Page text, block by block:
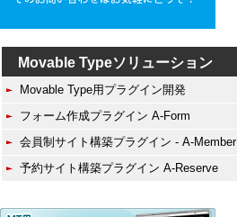
Movable Typeソリューション
Movable Type用プラグイン開発
フォーム作成プラグイン A-Form
会員制サイト構築プラグイン - A-Member
予約サイト構築プラグイン A-Reserve